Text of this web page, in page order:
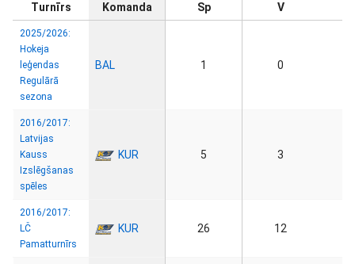
Turnīrs Komanda Sp V
2025/2026:
Hokeja
leģendas
Regulārā
sezona
BAL 1 0
2016/2017:
Latvijas
Kauss
Izslēgšanas
spēles
KUR 5 3
2016/2017:
LČ
Pamatturnīrs
KUR 26 12